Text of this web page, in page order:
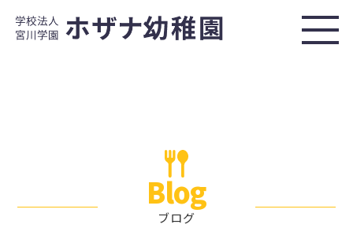
Blog
ブログ